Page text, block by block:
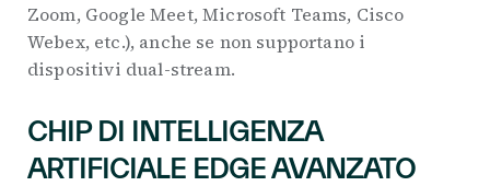
Zoom, Google Meet, Microsoft Teams, Cisco
Webex, etc.), anche se non supportano i
dispositivi dual-stream.
CHIP DI INTELLIGENZA
ARTIFICIALE EDGE AVANZATO